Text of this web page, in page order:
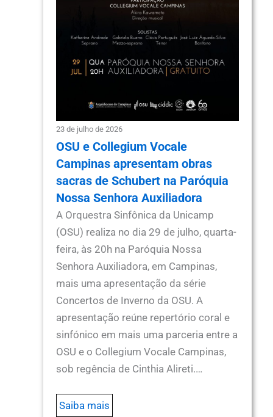
23 de julho de 2026
OSU e Collegium Vocale
Campinas apresentam obras
sacras de Schubert na Paróquia
Nossa Senhora Auxiliadora
A Orquestra Sinfônica da Unicamp
(OSU) realiza no dia 29 de julho, quarta-
feira, às 20h na Paróquia Nossa
Senhora Auxiliadora, em Campinas,
mais uma apresentação da série
Concertos de Inverno da OSU. A
apresentação reúne repertório coral e
sinfónico em mais uma parceria entre a
OSU e o Collegium Vocale Campinas,
sob regência de Cinthia Alireti.…
Saiba mais